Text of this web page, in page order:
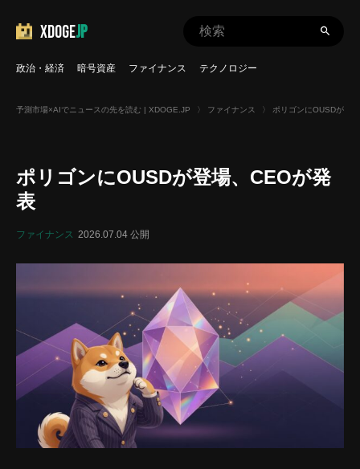
XDOGEJP
政治・経済 暗号資産 ファイナンス テクノロジー
予測市場×AIでニュースの先を読む | XDOGE.JP 〉 ファイナンス 〉 ポリゴンにOUSDが登
ポリゴンにOUSDが登場、CEOが発
表
ファイナンス 2026.07.04 公開